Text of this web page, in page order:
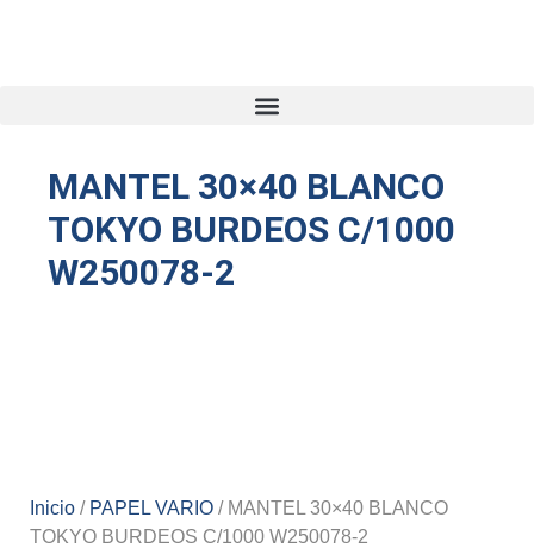
MANTEL 30×40 BLANCO
TOKYO BURDEOS C/1000
W250078-2
Inicio / PAPEL VARIO / MANTEL 30×40 BLANCO
TOKYO BURDEOS C/1000 W250078-2